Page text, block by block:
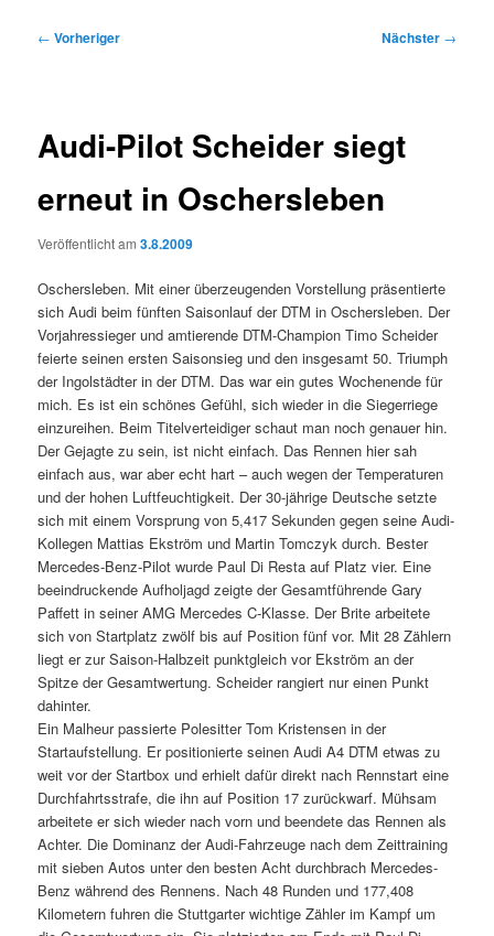
Beitragsnavigation
← Vorheriger Nächster →
Audi-Pilot Scheider siegt
erneut in Oschersleben
Veröffentlicht am3.8.2009
Oschersleben. Mit einer überzeugenden Vorstellung präsentierte
sich Audi beim fünften Saisonlauf der DTM in Oschersleben. Der
Vorjahressieger und amtierende DTM-Champion Timo Scheider
feierte seinen ersten Saisonsieg und den insgesamt 50. Triumph
der Ingolstädter in der DTM. Das war ein gutes Wochenende für
mich. Es ist ein schönes Gefühl, sich wieder in die Siegerriege
einzureihen. Beim Titelverteidiger schaut man noch genauer hin.
Der Gejagte zu sein, ist nicht einfach. Das Rennen hier sah
einfach aus, war aber echt hart – auch wegen der Temperaturen
und der hohen Luftfeuchtigkeit. Der 30-jährige Deutsche setzte
sich mit einem Vorsprung von 5,417 Sekunden gegen seine Audi-
Kollegen Mattias Ekström und Martin Tomczyk durch. Bester
Mercedes-Benz-Pilot wurde Paul Di Resta auf Platz vier. Eine
beeindruckende Aufholjagd zeigte der Gesamtführende Gary
Paffett in seiner AMG Mercedes C-Klasse. Der Brite arbeitete
sich von Startplatz zwölf bis auf Position fünf vor. Mit 28 Zählern
liegt er zur Saison-Halbzeit punktgleich vor Ekström an der
Spitze der Gesamtwertung. Scheider rangiert nur einen Punkt
dahinter.
Ein Malheur passierte Polesitter Tom Kristensen in der
Startaufstellung. Er positionierte seinen Audi A4 DTM etwas zu
weit vor der Startbox und erhielt dafür direkt nach Rennstart eine
Durchfahrtsstrafe, die ihn auf Position 17 zurückwarf. Mühsam
arbeitete er sich wieder nach vorn und beendete das Rennen als
Achter. Die Dominanz der Audi-Fahrzeuge nach dem Zeittraining
mit sieben Autos unter den besten Acht durchbrach Mercedes-
Benz während des Rennens. Nach 48 Runden und 177,408
Kilometern fuhren die Stuttgarter wichtige Zähler im Kampf um